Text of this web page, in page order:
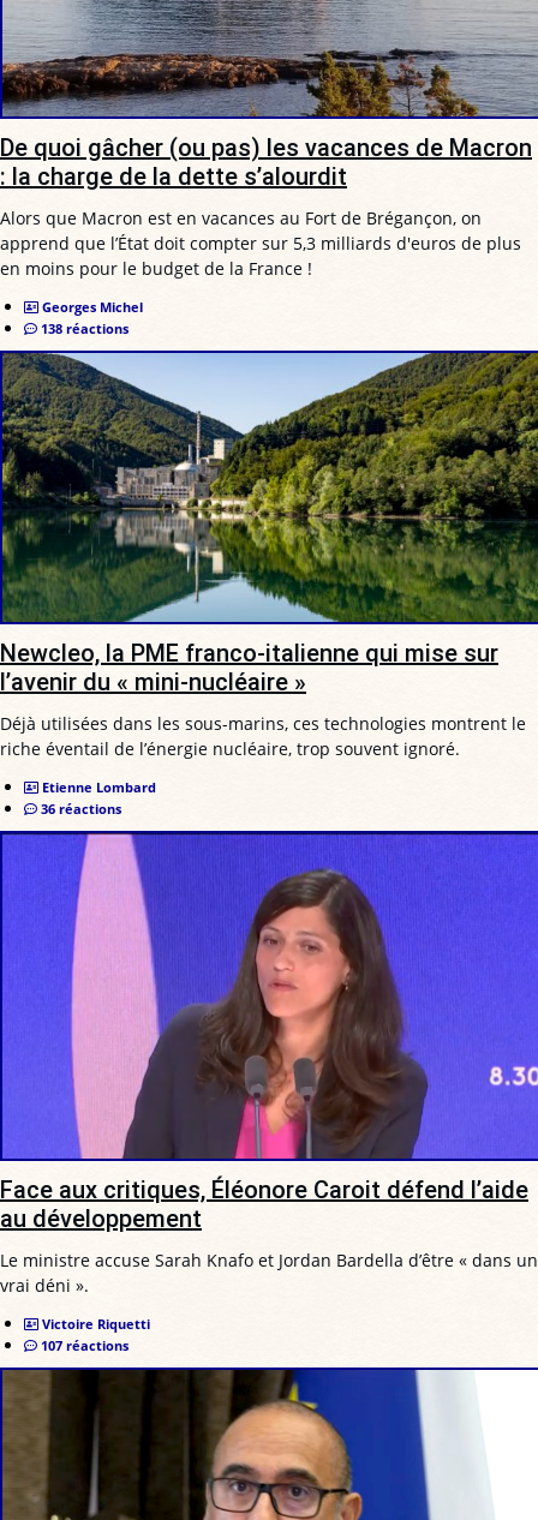
De quoi gâcher (ou pas) les vacances de Macron
: la charge de la dette s’alourdit
Alors que Macron est en vacances au Fort de Brégançon, on
apprend que l’État doit compter sur 5,3 milliards d'euros de plus
en moins pour le budget de la France !
Georges Michel
138 réactions
Newcleo, la PME franco-italienne qui mise sur
l’avenir du « mini-nucléaire »
Déjà utilisées dans les sous-marins, ces technologies montrent le
riche éventail de l’énergie nucléaire, trop souvent ignoré.
Etienne Lombard
36 réactions
Face aux critiques, Éléonore Caroit défend l’aide
au développement
Le ministre accuse Sarah Knafo et Jordan Bardella d’être « dans un
vrai déni ».
Victoire Riquetti
107 réactions